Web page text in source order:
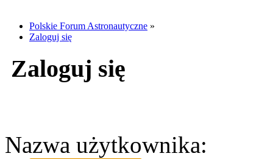
Polskie Forum Astronautyczne »
Zaloguj się
Zaloguj się
Nazwa użytkownika: